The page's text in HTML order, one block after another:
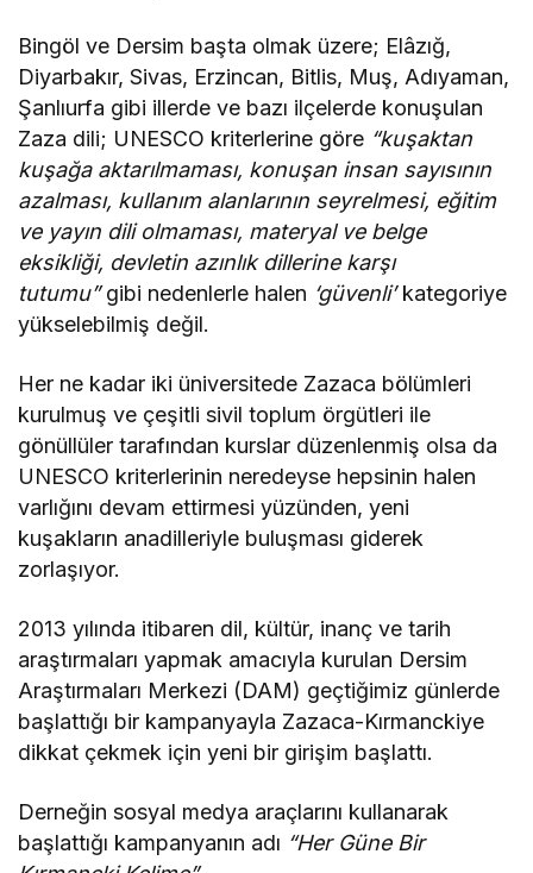
Bingöl ve Dersim başta olmak üzere; Elâzığ,
Diyarbakır, Sivas, Erzincan, Bitlis, Muş, Adıyaman,
Şanlıurfa gibi illerde ve bazı ilçelerde konuşulan
Zaza dili; UNESCO kriterlerine göre “kuşaktan
kuşağa aktarılmaması, konuşan insan sayısının
azalması, kullanım alanlarının seyrelmesi, eğitim
ve yayın dili olmaması, materyal ve belge
eksikliği, devletin azınlık dillerine karşı
tutumu”gibi nedenlerle halen ‘güvenli’kategoriye
yükselebilmiş değil.
Her ne kadar iki üniversitede Zazaca bölümleri
kurulmuş ve çeşitli sivil toplum örgütleri ile
gönüllüler tarafından kurslar düzenlenmiş olsa da
UNESCO kriterlerinin neredeyse hepsinin halen
varlığını devam ettirmesi yüzünden, yeni
kuşakların anadilleriyle buluşması giderek
zorlaşıyor.
2013 yılında itibaren dil, kültür, inanç ve tarih
araştırmaları yapmak amacıyla kurulan Dersim
Araştırmaları Merkezi (DAM) geçtiğimiz günlerde
başlattığı bir kampanyayla Zazaca-Kırmanckiye
dikkat çekmek için yeni bir girişim başlattı.
Derneğin sosyal medya araçlarını kullanarak
başlattığı kampanyanın adı “Her Güne Bir